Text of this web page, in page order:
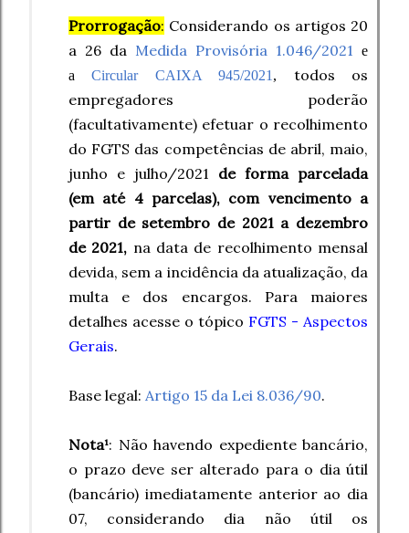
Prorrogação: Considerando os artigos 20
a 26 da Medida Provisória 1.046/2021 e
aCircular CAIXA 945/2021 ,
todos os
empregadores poderão
(facultativamente) efetuar o recolhimento
do FGTS das competências de abril, maio,
junho e julho/2021 de forma parcelada
(em até 4 parcelas), com vencimento a
partir de setembro de 2021 a dezembro
de 2021, na data de recolhimento mensal
devida, sem a incidência da atualização, da
multa e dos encargos. Para maiores
detalhes acesse o tópico FGTS - Aspectos
Gerais.
Base legal: Artigo 15 da Lei 8.036/90.
Nota¹: Não havendo expediente bancário,
o prazo deve ser alterado para o dia útil
(bancário) imediatamente anterior ao dia
07, considerando dia não útil os